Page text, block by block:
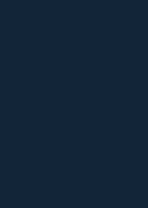
16 GB